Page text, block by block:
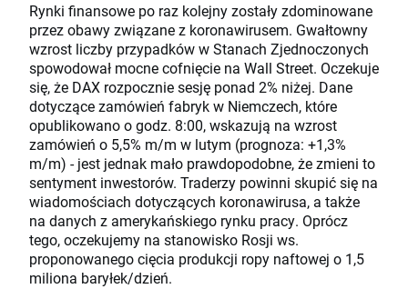
Rynki finansowe po raz kolejny zostały zdominowane
przez obawy związane z koronawirusem. Gwałtowny
wzrost liczby przypadków w Stanach Zjednoczonych
spowodował mocne cofnięcie na Wall Street. Oczekuje
się, że DAX rozpocznie sesję ponad 2% niżej. Dane
dotyczące zamówień fabryk w Niemczech, które
opublikowano o godz. 8:00, wskazują na wzrost
zamówień o 5,5% m/m w lutym (prognoza: +1,3%
m/m) - jest jednak mało prawdopodobne, że zmieni to
sentyment inwestorów. Traderzy powinni skupić się na
wiadomościach dotyczących koronawirusa, a także
na danych z amerykańskiego rynku pracy. Oprócz
tego, oczekujemy na stanowisko Rosji ws.
proponowanego cięcia produkcji ropy naftowej o 1,5
miliona baryłek/dzień.